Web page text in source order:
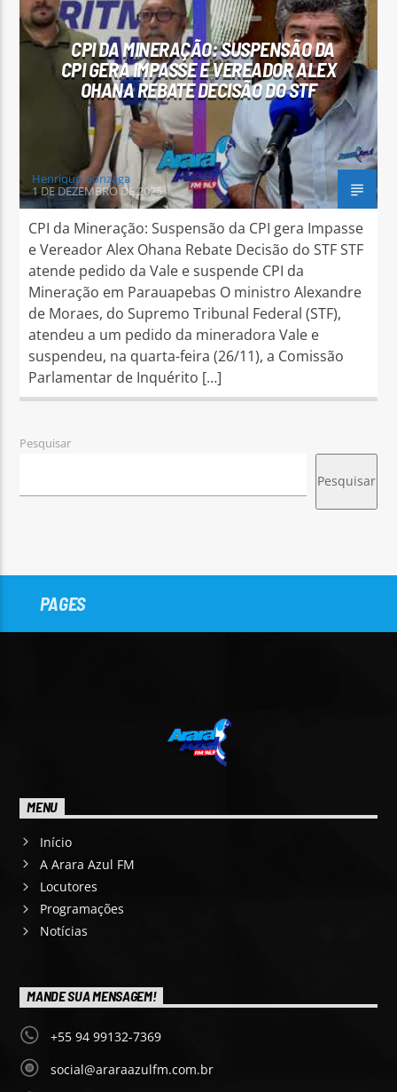
Arara Azul FM
CPI DA MINERAÇÃO: SUSPENSÃO DA
CPI GERA IMPASSE E VEREADOR ALEX
OHANA REBATE DECISÃO DO STF
Henrique Gonzaga
1 DE DEZEMBRO DE 2025
CPI da Mineração: Suspensão da CPI gera Impasse
e Vereador Alex Ohana Rebate Decisão do STF STF
atende pedido da Vale e suspende CPI da
Mineração em Parauapebas O ministro Alexandre
de Moraes, do Supremo Tribunal Federal (STF),
atendeu a um pedido da mineradora Vale e
suspendeu, na quarta-feira (26/11), a Comissão
Parlamentar de Inquérito […]
Pesquisar
Pesquisar
PAGES
MENU
Início
A Arara Azul FM
Locutores
Programações
Notícias
MANDE SUA MENSAGEM!
+55 94 99132-7369
social@araraazulfm.com.br